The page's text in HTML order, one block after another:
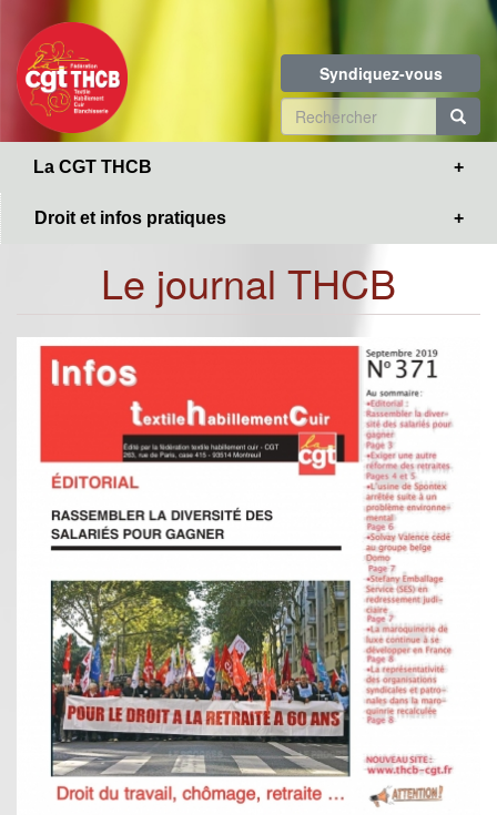
contenu
principal
Syndiquez-vous
Formulaire
de
La CGT THCB
Droit et infos pratiques
Le journal THCB